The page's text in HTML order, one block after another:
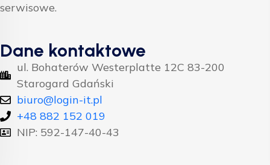
serwisowe.
Dane kontaktowe
ul. Bohaterów Westerplatte 12C 83-200
Starogard Gdański
biuro@login-it.pl
+48 882 152 019
NIP: 592-147-40-43